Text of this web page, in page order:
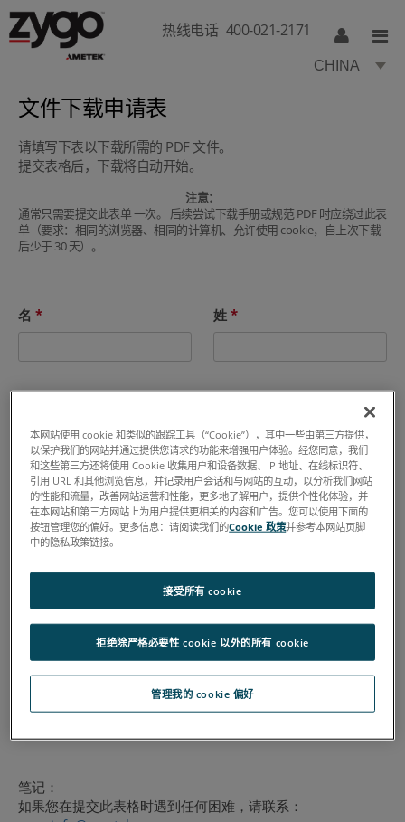
热线电话 400-021-2171
CHINA
文件下载申请表
请填写下表以下载所需的 PDF 文件。
提交表格后，下载将自动开始。
注意：
通常只需要提交此表单 一次。 后续尝试下载手册或规范 PDF 时应绕过此表
单（要求：相同的浏览器、相同的计算机、允许使用 cookie，自上次下载
后少于 30 天）。
本网站使用 cookie 和类似的跟踪工具（“Cookie”），其中一些由第三方提供，
以保护我们的网站并通过提供您请求的功能来增强用户体验。经您同意，我们
和这些第三方还将使用 Cookie 收集用户和设备数据、IP 地址、在线标识符、
引用 URL 和其他浏览信息，并记录用户会话和与网站的互动，以分析我们网站
的性能和流量，改善网站运营和性能，更多地了解用户，提供个性化体验，并
在本网站和第三方网站上为用户提供更相关的内容和广告。您可以使用下面的
按钮管理您的偏好。更多信息：请阅读我们的Cookie 政策并参考本网站页脚
中的隐私政策链接。
管理我的 cookie 偏好
拒绝除严格必要性 cookie 以外的所有 cookie
接受所有 cookie